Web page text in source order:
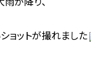
ョットが撮れました